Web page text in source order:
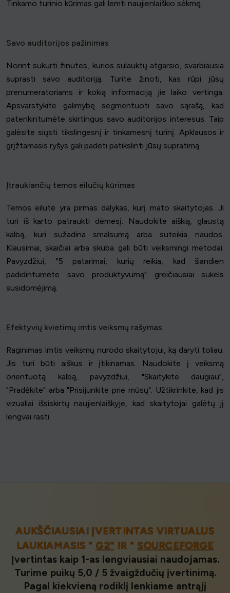
Tinkamo turinio kūrimas gali lemti naujienlaiškio sėkmę.
Savo auditorijos pažinimas
Norint sukurti žinutes, kurios sulauktų atgarsio, svarbiausia
suprasti savo auditoriją. Turite žinoti, kas rūpi jūsų
prenumeratoriams ir kokią informaciją jie laiko vertinga.
Apsvarstykite galimybę segmentuoti savo sąrašą, kad
patenkintumėte skirtingus savo auditorijos interesus. Taip
galėsite siųsti tikslingesnį ir tinkamesnį turinį. Apklausos ir
grįžtamasis ryšys gali padėti patikslinti jūsų supratimą.
Įtraukiančių temos eilučių kūrimas
Temos eilutė yra pirmas dalykas, kurį mato skaitytojas. Ji
turi iš karto patraukti dėmesį. Naudokite aiškią, glaustą
kalbą, kuri sužadina smalsumą arba suteikia naudos.
Klausimai, skaičiai arba skuba gali būti veiksmingi metodai.
Pavyzdžiui, "5 patarimai, kurių reikia, kad šiandien
padidintumėte savo produktyvumą" greičiausiai sukels
susidomėjimą.
Efektyvių kvietimų imtis veiksmų rašymas
Raginimas imtis veiksmų nurodo skaitytojui, ką daryti toliau.
Jis turi būti aiškus ir įtikinamas. Naudokite į veiksmą
orientuotą kalbą, pavyzdžiui, "Skaitykite daugiau",
"Pradėkite" arba "Prisijunkite prie mūsų". Užtikrinkite, kad jis
vizualiai išsiskirtų naujienlaiškyje, kad skaitytojai galėtų jį
lengvai rasti.
AUKŠČIAUSIAI ĮVERTINTAS VIRTUALUS
LAUKIAMASIS "G2" IR " SOURCEFORGE
Įvertintas kaip 1-as lengviausiai naudojamas.
Turime puikų 5,0 / 5 žvaigždučių įvertinimą.
Pagal kiekvieną rodiklį lenkiame antrąjį